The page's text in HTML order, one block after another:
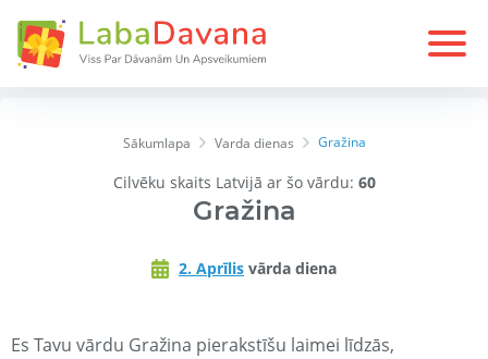
Sākumlapa Varda dienas Gražina
Cilvēku skaits Latvijā ar šo vārdu: 60
Gražina
2. Aprīlis vārda diena
Es Tavu vārdu Gražina pierakstīšu laimei līdzās,